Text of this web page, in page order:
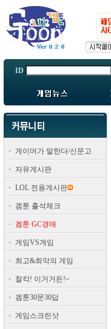
ID
게이머가 말한다/신문고
자유게시판
LOL 전용게시판
겜툰 출석체크
겜툰 GC경매
게임VS게임
최고&최악의 게임
찰칵! 이거거든!~
겜툰30문30답
게임스크린샷